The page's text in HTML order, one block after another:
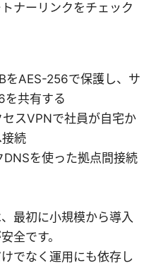
ナーリンクをチェック
をAES-256で保護し、サ
を共有する
スVPNで社員が自宅か
続
を使った拠点間接続
最初に小規模から導入
全です。
でなく運用にも依存し